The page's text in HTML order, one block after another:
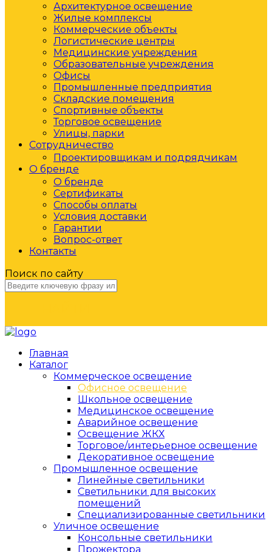
Архитектурное освещение
Жилые комплексы
Коммерческие объекты
Логистические центры
Медицинские учреждения
Образовательные учреждения
Офисы
Промышленные предприятия
Складские помещения
Спортивные объекты
Торговое освещение
Улицы, парки
Сотрудничество
Проектировщикам и подрядчикам
О бренде
О бренде
Сертификаты
Способы оплаты
Условия доставки
Гарантии
Вопрос-ответ
Контакты
Поиск по сайту
Главная
Каталог
Коммерческое освещение
Офисное освещение
Школьное освещение
Медицинское освещение
Аварийное освещение
Освещение ЖКХ
Торговое/интерьерное освещение
Декоративное освещение
Промышленное освещение
Линейные светильники
Светильники для высоких
помещений
Специализированные светильники
Уличное освещение
Консольные светильники
Прожектора